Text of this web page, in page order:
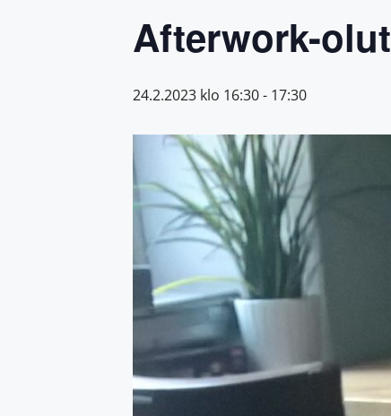
Afterwork-olut
24.2.2023 klo 16:30- 17:30